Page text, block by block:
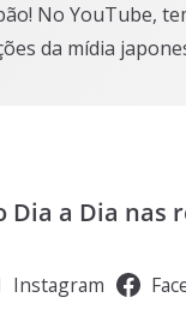
No YouTube,
da mídia
Dia a Dia nas
Instagram